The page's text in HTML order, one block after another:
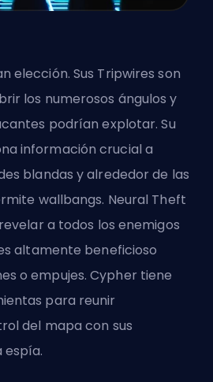
elección. Sus Tripwires son
los numerosos ángulos y
podrían explotar. Su
información crucial a
blandas y alrededor de las
wallbangs. Neural Theft
a todos los enemigos
altamente beneficioso
o empujes. Cypher tiene
para reunir
del mapa con sus